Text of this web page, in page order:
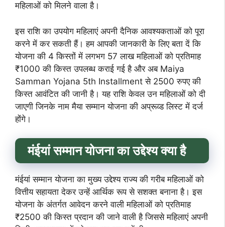
महिलाओं को मिलने वाला है।
इस राशि का उपयोग महिलाएं अपनी दैनिक आवश्यकताओं को पूरा
करने में कर सकती हैं। हम आपकी जानकारी के लिए बता दें कि
योजना की 4 किस्तों में लगभग 57 लाख महिलाओं को प्रतिमाह
₹1000 की किस्त उपलब्ध कराई गई है और अब Maiya
Samman Yojana 5th Installment से 2500 रुपए की
किस्त आवंटित की जानी है। यह राशि केवल उन महिलाओं को दी
जाएगी जिनके नाम मैया सम्मान योजना की अप्रूव्ड लिस्ट में दर्ज
होंगे।
मंईयां सम्मान योजना का उद्देश्य क्या है
मंईयां सम्मान योजना का मुख्य उद्देश्य राज्य की गरीब महिलाओं को
वित्तीय सहायता देकर उन्हें आर्थिक रूप से सशक्त बनाना है। इस
योजना के अंतर्गत आवेदन करने वाली महिलाओं को प्रतिमाह
₹2500 की किस्त प्रदान की जाने वाली है जिससे महिलाएं अपनी